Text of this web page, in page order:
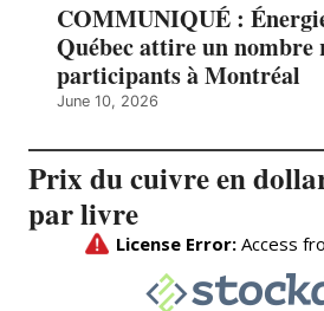
COMMUNIQUÉ :
Québec attire un nombre
participants à Montréal
June 10, 2026
Prix du cuivre en
par livre